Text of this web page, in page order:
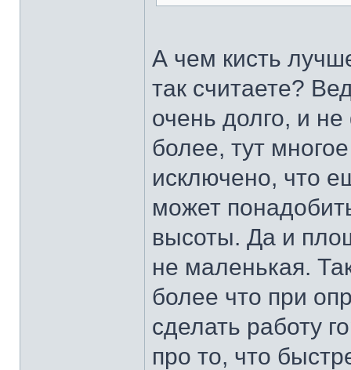
А чем кисть
так считаете?
очень долго, и
более, тут
исключено, что
может
высоты. Да и
не маленькая.
более что при
сделать работу
про то, что